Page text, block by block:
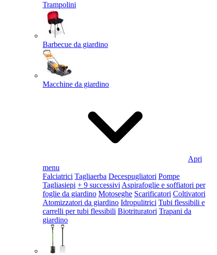
Trampolini
Barbecue da giardino
Macchine da giardino
Apri
menu
Falciatrici Tagliaerba Decespugliatori Pompe
Tagliasiepi + 9 successivi Aspirafoglie e soffiatori per
foglie da giardino Motoseghe Scarificatori Coltivatori
Atomizzatori da giardino Idropulitrici Tubi flessibili e
carrelli per tubi flessibili Biotrituratori Trapani da
giardino